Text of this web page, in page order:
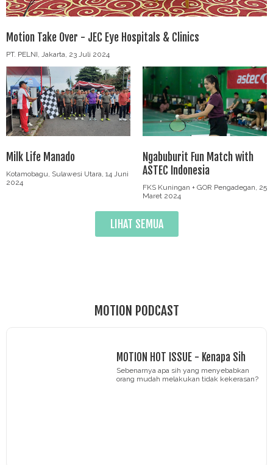
Motion Take Over - JEC Eye Hospitals & Clinics
PT. PELNI, Jakarta, 23 Juli 2024
Milk Life Manado
Kotamobagu, Sulawesi Utara, 14 Juni
2024
Ngabuburit Fun Match with
ASTEC Indonesia
FKS Kuningan + GOR Pengadegan, 25
Maret 2024
LIHAT SEMUA
MOTION PODCAST
MOTION HOT ISSUE - Kenapa Sih
Orang Berperilaku Arogan
Sebenarnya apa sih yang menyebabkan
orang mudah melakukan tidak kekerasan?